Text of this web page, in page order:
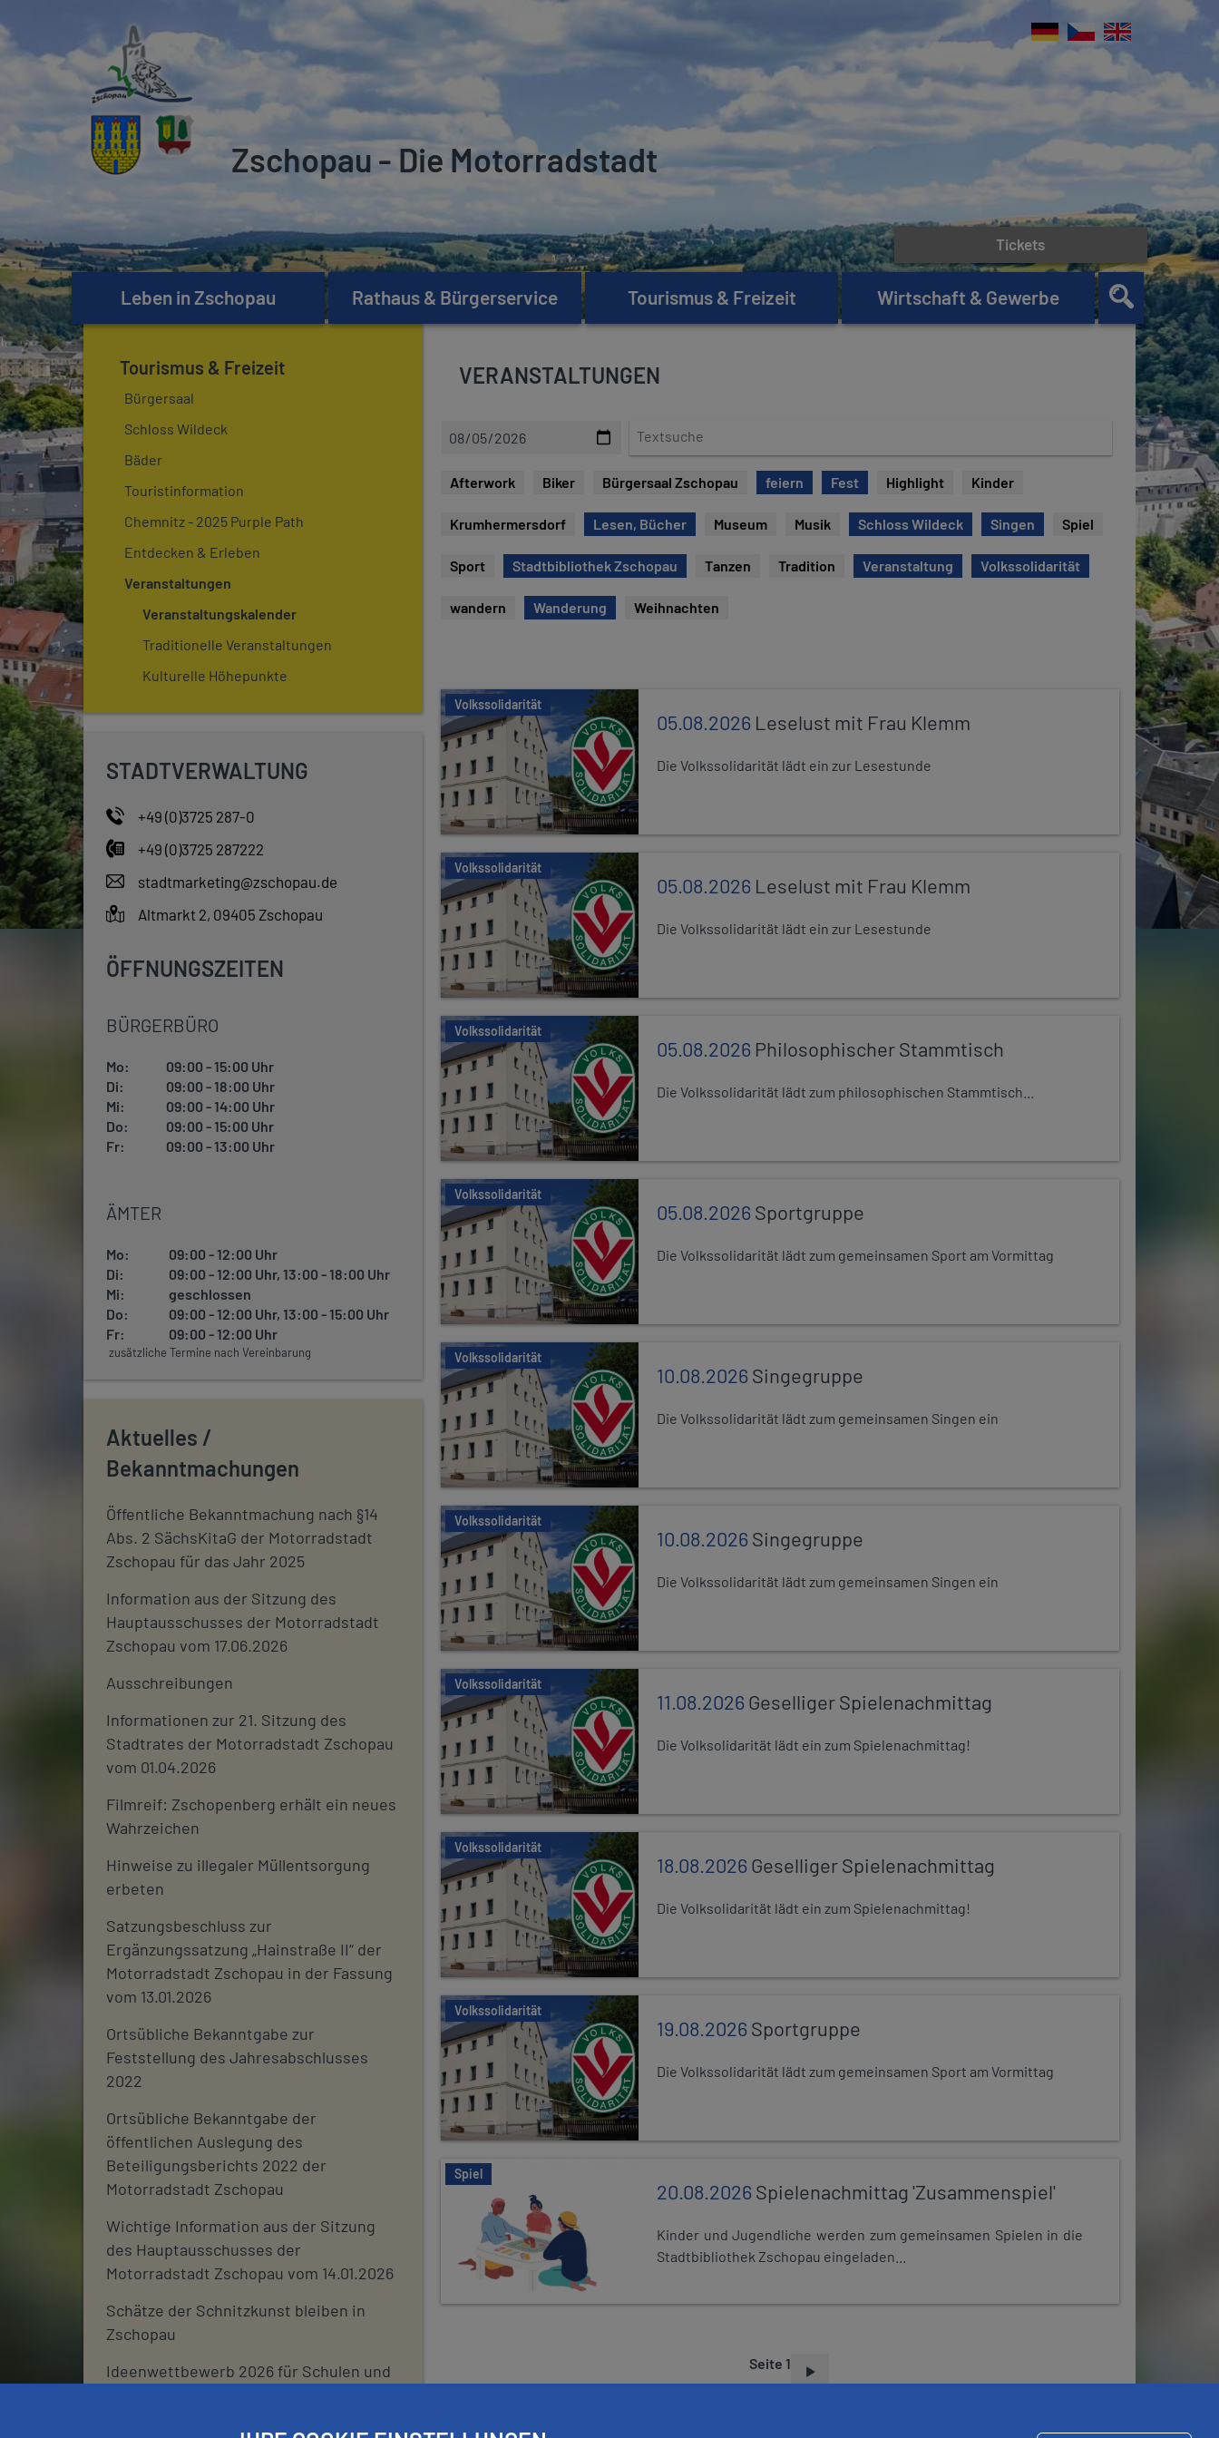
Zschopau - Die Motorradstadt
Leben in Zschopau Rathaus & Bürgerservice Tourismus & Freizeit Wirtschaft & Gewerbe
Tickets
Tourismus & Freizeit
Bürgersaal
Schloss Wildeck
Bäder
Touristinformation
Chemnitz - 2025 Purple Path
Entdecken & Erleben
Veranstaltungen
Veranstaltungskalender
Traditionelle Veranstaltungen
Kulturelle Höhepunkte
STADTVERWALTUNG
+49 (0)3725 287-0
+49 (0)3725 287222
stadtmarketing@zschopau.de
Altmarkt 2, 09405 Zschopau
ÖFFNUNGSZEITEN
BÜRGERBÜRO
Mo:
09:00 - 15:00 Uhr
Di:
09:00 - 18:00 Uhr
Mi:
09:00 - 14:00 Uhr
Do:
09:00 - 15:00 Uhr
Fr:
09:00 - 13:00 Uhr
ÄMTER
Mo:
09:00 - 12:00 Uhr
Di:
09:00 - 12:00 Uhr, 13:00 - 18:00 Uhr
Mi:
geschlossen
Do:
09:00 - 12:00 Uhr, 13:00 - 15:00 Uhr
Fr:
09:00 - 12:00 Uhr
zusätzliche Termine nach Vereinbarung
Aktuelles /
Bekanntmachungen
Öffentliche Bekanntmachung nach §14
Abs. 2 SächsKitaG der Motorradstadt
Zschopau für das Jahr 2025
Information aus der Sitzung des
Hauptausschusses der Motorradstadt
Zschopau vom 17.06.2026
Ausschreibungen
Informationen zur 21. Sitzung des
Stadtrates der Motorradstadt Zschopau
vom 01.04.2026
Filmreif: Zschopenberg erhält ein neues
Wahrzeichen
Hinweise zu illegaler Müllentsorgung
erbeten
Satzungsbeschluss zur
Ergänzungssatzung „Hainstraße II“ der
Motorradstadt Zschopau in der Fassung
vom 13.01.2026
Ortsübliche Bekanntgabe zur
Feststellung des Jahresabschlusses
2022
Ortsübliche Bekanntgabe der
öffentlichen Auslegung des
Beteiligungsberichts 2022 der
Motorradstadt Zschopau
Wichtige Information aus der Sitzung
des Hauptausschusses der
Motorradstadt Zschopau vom 14.01.2026
Schätze der Schnitzkunst bleiben in
Zschopau
Ideenwettbewerb 2026 für Schulen und
Stadtjournal 2026: Wir suchen euch
VERANSTALTUNGEN
t
s
u
h
Afterwork Biker Bürgersaal Zschopau feiern Fest Highlight Kinder
Krumhermersdorf Lesen, Bücher Museum Musik Schloss Wildeck Singen Spiel
Sport Stadtbibliothek Zschopau Tanzen Tradition Veranstaltung Volkssolidarität
wandern Wanderung Weihnachten
Volkssolidarität
05.08.2026 Leselust mit Frau Klemm
Die Volkssolidarität lädt ein zur Lesestunde
Volkssolidarität
05.08.2026 Leselust mit Frau Klemm
Die Volkssolidarität lädt ein zur Lesestunde
Volkssolidarität
05.08.2026 Philosophischer Stammtisch
Die Volkssolidarität lädt zum philosophischen Stammtisch...
Volkssolidarität
05.08.2026Sportgruppe
Die Volkssolidarität lädt zum gemeinsamen Sport am Vormittag
Volkssolidarität
10.08.2026Singegruppe
Die Volkssolidarität lädt zum gemeinsamen Singen ein
Volkssolidarität
10.08.2026Singegruppe
Die Volkssolidarität lädt zum gemeinsamen Singen ein
Volkssolidarität
11.08.2026Geselliger Spielenachmittag
Die Volksolidarität lädt ein zum Spielenachmittag!
Volkssolidarität
18.08.2026Geselliger Spielenachmittag
Die Volksolidarität lädt ein zum Spielenachmittag!
Volkssolidarität
19.08.2026Sportgruppe
Die Volkssolidarität lädt zum gemeinsamen Sport am Vormittag
Spiel
20.08.2026Spielenachmittag 'Zusammenspiel'
Kinder und Jugendliche werden zum gemeinsamen Spielen in die
Stadtbibliothek Zschopau eingeladen...
S
I
Seite 1